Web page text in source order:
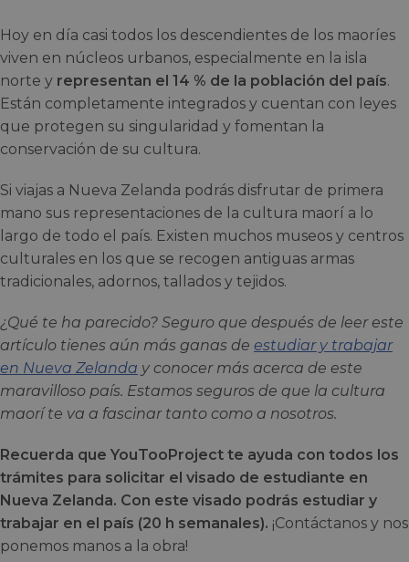
Hoy en día casi todos los descendientes de los maoríes
viven en núcleos urbanos, especialmente en la isla
norte y representan el 14 % de la población del país.
Están completamente integrados y cuentan con leyes
que protegen su singularidad y fomentan la
conservación de su cultura.
Si viajas a Nueva Zelanda podrás disfrutar de primera
mano sus representaciones de la cultura maorí a lo
largo de todo el país. Existen muchos museos y centros
culturales en los que se recogen antiguas armas
tradicionales, adornos, tallados y tejidos.
¿Qué te ha parecido? Seguro que después de leer este
artículo tienes aún más ganas de estudiar y trabajar
en Nueva Zelanda y conocer más acerca de este
maravilloso país. Estamos seguros de que la cultura
maorí te va a fascinar tanto como a nosotros.
Recuerda que YouTooProject te ayuda con todos los
trámites para solicitar el visado de estudiante en
Nueva Zelanda. Con este visado podrás estudiar y
trabajar en el país (20 h semanales). ¡Contáctanos y nos
ponemos manos a la obra!